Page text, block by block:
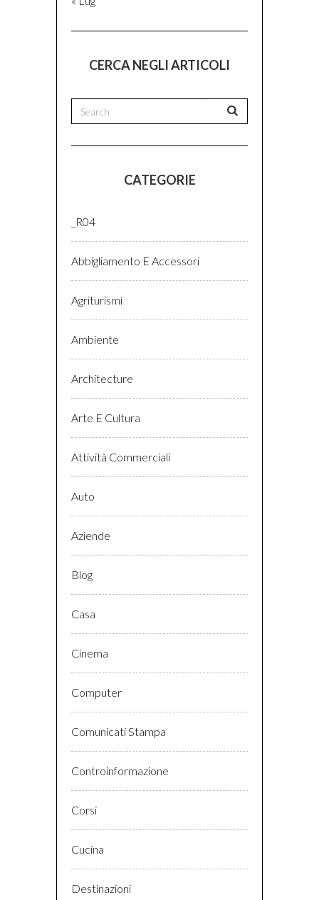
CERCA NEGLI ARTICOLI
CATEGORIE
_R04
Abbigliamento E Accessori
Agriturismi
Ambiente
Architecture
Arte E Cultura
Attività Commerciali
Auto
Aziende
Blog
Casa
Cinema
Computer
Comunicati Stampa
Controinformazione
Corsi
Cucina
Destinazioni